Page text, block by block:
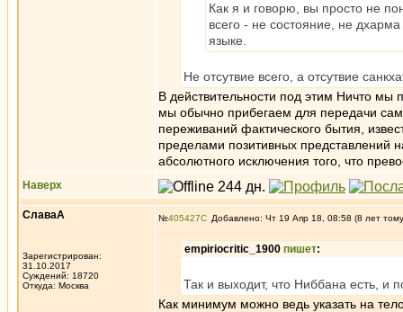
Как я и говорю, вы просто не
всего - не состояние, не
языке.
Не отсутвие всего, а отсутвие
В действительности под этим Ничто мы
мы обычно прибегаем для передачи
переживаний фактического бытия,
пределами позитивных
абсолютного исключения того, что
Наверх
СлаваА
Зарегистрирован:
31.10.2017
Суждений: 18720
Откуда: Москва
№405427 Добавлено: Чт 19 Апр 18, 08:58 (8 лет
empiriocritic_1900 пишет:
Так и выходит, что Ниббана есть, и
Как минимум можно ведь указать на